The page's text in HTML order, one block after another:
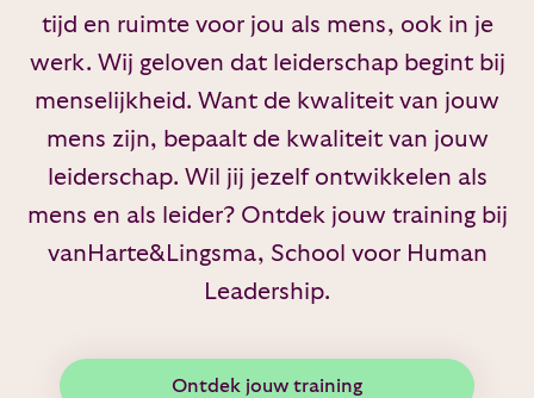
tijd en ruimte voor jou als mens, ook in je
werk. Wij geloven dat leiderschap begint bij
menselijkheid. Want de kwaliteit van jouw
mens zijn, bepaalt de kwaliteit van jouw
leiderschap. Wil jij jezelf ontwikkelen als
mens en als leider? Ontdek jouw training bij
vanHarte&Lingsma, School voor Human
Leadership.
Ontdek jouw training